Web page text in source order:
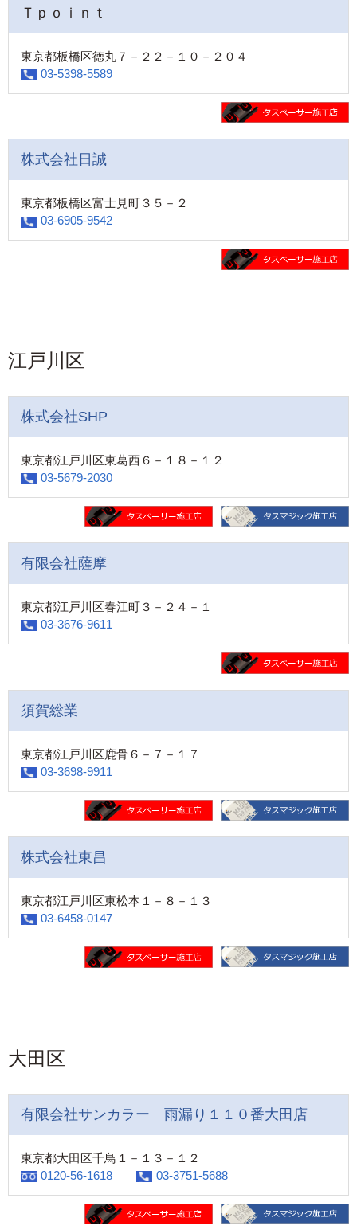
Ｔｐｏｉｎｔ
東京都板橋区徳丸７－２２－１０－２０４
03-5398-5589
株式会社日誠
東京都板橋区富士見町３５－２
03-6905-9542
江戸川区
株式会社SHP
東京都江戸川区東葛西６－１８－１２
03-5679-2030
有限会社薩摩
東京都江戸川区春江町３－２４－１
03-3676-9611
須賀総業
東京都江戸川区鹿骨６－７－１７
03-3698-9911
株式会社東昌
東京都江戸川区東松本１－８－１３
03-6458-0147
大田区
有限会社サンカラー 雨漏り１１０番大田店
東京都大田区千鳥１－１３－１２
0120-56-1618
03-3751-5688